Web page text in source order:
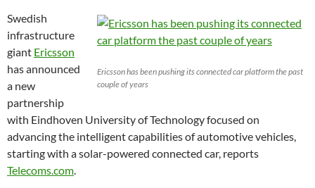
Ericsson has been pushing its connected car platform the past
couple of years
Swedish
infrastructure
giant Ericsson
has announced
a new
partnership
with Eindhoven University of Technology focused on
advancing the intelligent capabilities of automotive vehicles,
starting with a solar-powered connected car, reports
Telecoms.com.